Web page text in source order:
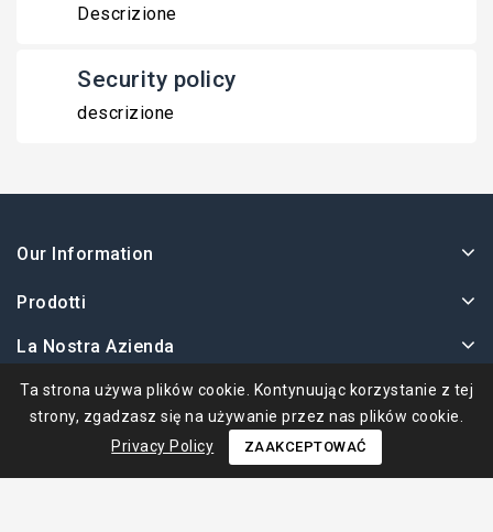
Descrizione
Security policy
descrizione
Our Information
Prodotti
La Nostra Azienda
Twoje Konto
Ta strona używa plików cookie. Kontynuując korzystanie z tej
strony, zgadzasz się na używanie przez nas plików cookie.
Privacy Policy
ZAAKCEPTOWAĆ